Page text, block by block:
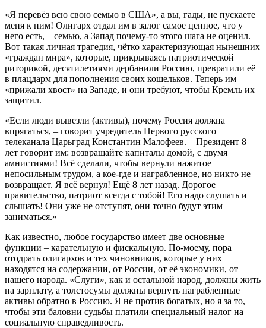
«Я перевёз всю свою семью в США», а вы, гады, не пускаете
меня к ним! Олигарх отдал им в залог самое ценное, что у
него есть, – семью, а Запад почему-то этого шага не оценил.
Вот такая личная трагедия, чётко характеризующая нынешних
«граждан мира», которые, прикрываясь патриотической
риторикой, десятилетиями дербанили Россию, превратили её
в плацдарм для пополнения своих кошельков. Теперь им
«прижали хвост» на Западе, и они требуют, чтобы Кремль их
защитил.
«Если люди вывезли (активы), почему Россия должна
впрягаться, – говорит учредитель Первого русского
телеканала Царьград Константин Малофеев. – Президент 8
лет говорит им: возвращайте капиталы домой, с двумя
амнистиями! Всё сделали, чтобы вернули нажитое
непосильным трудом, а кое-где и награбленное, но никто не
возвращает. Я всё вернул! Ещё 8 лет назад. Дорогое
правительство, патриот всегда с тобой! Его надо слушать и
слышать! Они уже не отступят, они точно будут этим
заниматься.»
Как известно, любое государство имеет две основные
функции – карательную и фискальную. По-моему, пора
отодрать олигархов и тех чиновников, которые у них
находятся на содержании, от России, от её экономики, от
нашего народа. «Слуги», как и остальной народ, должны жить
на зарплату, а толстосумы должны вернуть награбленные
активы обратно в Россию. Я не против богатых, но я за то,
чтобы эти баловни судьбы платили специальный налог на
социальную справедливость.